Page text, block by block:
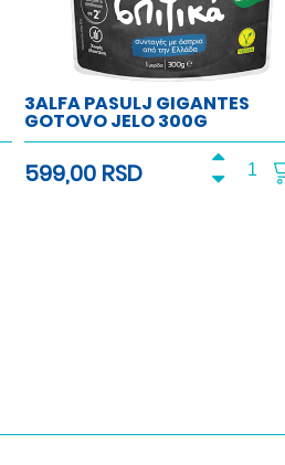
3ALFA PASULJ GIGANTES
GOTOVO JELO 300G
599,00 RSD